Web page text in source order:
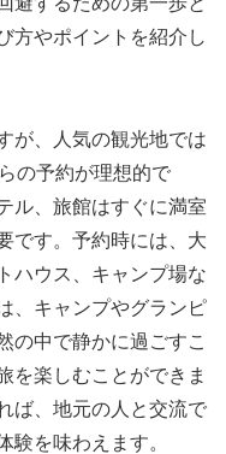
方やポイントを紹介し
が、人気の観光地では
の予約が理想的で
ル、旅館はすぐに満室
です。予約時には、大
ハウス、キャンプ場な
、キャンプやグランピ
の中で静かに過ごすこ
を楽しむことができま
ば、地元の人と交流で
験を味わえます。